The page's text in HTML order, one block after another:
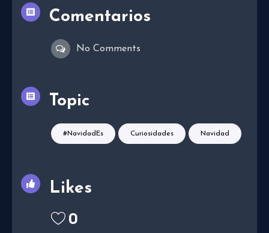
Comentarios
No Comments
Topic
#NavidadEs Curiosidades Navidad
Likes
0